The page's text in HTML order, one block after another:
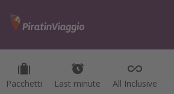
Pacchetti Last minute All Inclusive
Pacchetti Last minute All Inclusive
Categorie